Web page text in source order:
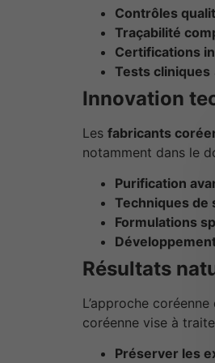
Contrôles
Traçabilité
Certifications
Tests cliniques
Innovation
Les fabricants
notamment dans le
Purification
Techniques de
Formulations
Résultats
L’approche coréenne
coréenne vise à
Préserver les